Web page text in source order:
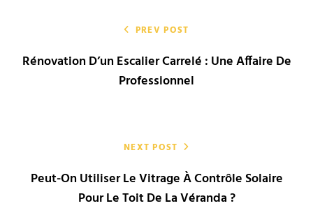
l’article
PREV POST
Rénovation D’un Escalier Carrelé : Une Affaire De
Professionnel
NEXT POST
Peut-On Utiliser Le Vitrage À Contrôle Solaire
Pour Le Toit De La Véranda ?